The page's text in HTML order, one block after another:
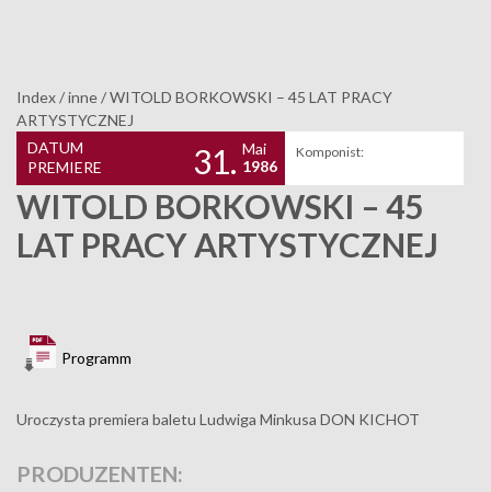
Index/inne/WITOLD BORKOWSKI – 45 LAT PRACY
ARTYSTYCZNEJ
DATUM
PREMIERE
31. Mai
1986
Komponist:
WITOLD BORKOWSKI – 45
LAT PRACY ARTYSTYCZNEJ
Programm
Uroczysta premiera baletu Ludwiga Minkusa DON KICHOT
PRODUZENTEN: